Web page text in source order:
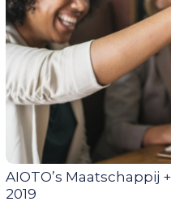
AIOTO’s Maatschappij
2019